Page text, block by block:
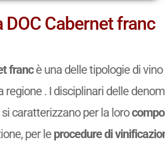
DOC Cabernet franc
francè una delle tipologie di
regione . I disciplinari delle
si caratterizzano per la loro
per le procedure di